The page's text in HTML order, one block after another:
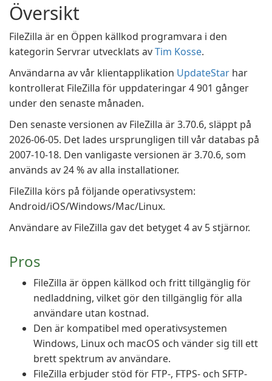
Översikt
FileZilla är en Öppen källkod programvara i den
kategorin Servrar utvecklats avTim Kosse.
Användarna av vår klientapplikation UpdateStar har
kontrollerat FileZilla för uppdateringar 4 901 gånger
under den senaste månaden.
Den senaste versionen av FileZilla är 3.70.6, släppt på
2026-06-05. Det lades ursprungligen till vår databas på
2007-10-18. Den vanligaste versionen är 3.70.6, som
används av 24 % av alla installationer.
FileZilla körs på följande operativsystem:
Android/iOS/Windows/Mac/Linux.
Användare av FileZilla gav det betyget 4 av 5 stjärnor.
Pros
FileZilla är öppen källkod och fritt tillgänglig för
nedladdning, vilket gör den tillgänglig för alla
användare utan kostnad.
Den är kompatibel med operativsystemen
Windows, Linux och macOS och vänder sig till ett
brett spektrum av användare.
FileZilla erbjuder stöd för FTP-, FTPS- och SFTP-